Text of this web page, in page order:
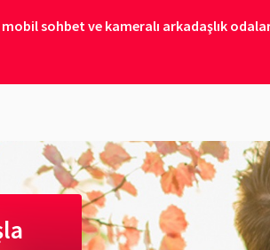
sohbet ve kameralı arkadaşlık